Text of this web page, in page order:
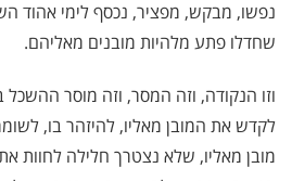
נפשו, מבקש, מפציר, נכסף לימי אהוד
שחדלו פתע מלהיות מובנים מאליהם.
וזו הנקודה, וזה המסר, וזה מוסר
לקדש את המובן מאליו, להיזהר בו,
מובן מאליו, שלא נצטרך חלילה לחוות את